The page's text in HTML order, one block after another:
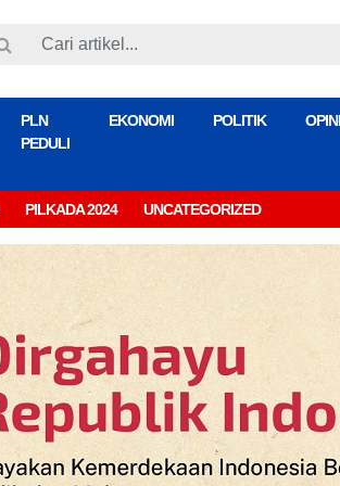
PLN
PEDULI
EKONOMI POLITIK OPINI
PILKADA 2024 UNCATEGORIZED